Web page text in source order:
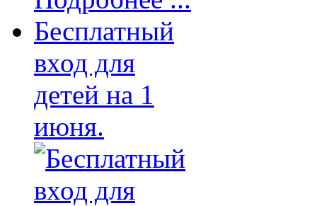
Бесплатный
вход для
детей на 1
июня.